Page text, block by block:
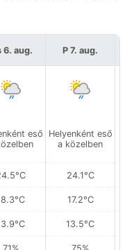
6. aug.
eső
71%
P 7. aug.
Helyenként eső
a közelben
24.1°C
17.2°C
13.5°C
75%